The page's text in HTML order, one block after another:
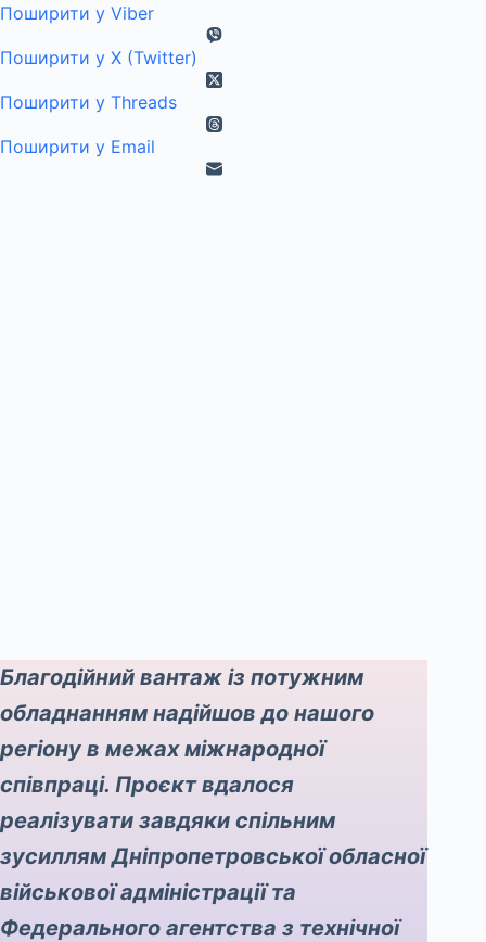
Поширити у Viber
Поширити у X (Twitter)
Поширити у Threads
Поширити у Email
Благодійний вантаж із потужним
обладнанням надійшов до нашого
регіону в межах міжнародної
співпраці. Проєкт вдалося
реалізувати завдяки спільним
зусиллям Дніпропетровської обласної
військової адміністрації та
Федерального агентства з технічної